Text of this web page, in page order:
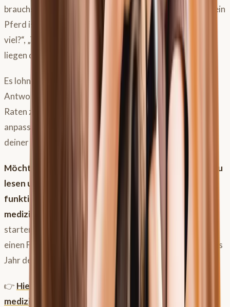
brauchst Verständnis für den Körper deines Pferdes. Dein
Pferd ist dein Kompass. Die Antworten auf „War das zu
viel?“, „Tut dir das weh?“ oder „Hat es Spaß gemacht?“
liegen direkt vor dir.
Es lohnt sich, diese Fragen zu stellen – auch wenn die
Antwort mal unbequem ist. Denn nur so kommst du vom
Raten zum Wissen und kannst dein
Pferdetraining
anpassen, dass dein Pferd auch 2026 fit und gesund an
deiner Seite bleibt.
Möchtest du lernen, deinen Pferdekompass präzise zu
lesen und Trainingspläne zu erstellen, die wirklich
funktionieren?
Dann ist der
Trainingskurs aus
medizinischer Sicht genau das Richtige für dich. Wir
starten gemeinsam durch, egal ob du ein Reha-Pferd,
einen Freizeitpartner oder ein Sportpferd hast. Nutze das
Jahr des Feuerpferdes für die Umsetzung !
👉 Hier geht’s zu allen Infos zum Trainingskurs aus
medizinischer Sicht
(Hinweis: Achte auf aktuelle